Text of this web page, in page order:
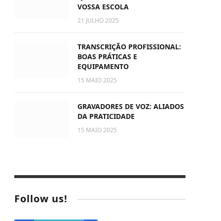
VOSSA ESCOLA
21 JULHO 2025
TRANSCRIÇÃO PROFISSIONAL:
BOAS PRÁTICAS E
EQUIPAMENTO
15 MAIO 2025
GRAVADORES DE VOZ: ALIADOS
DA PRATICIDADE
15 MAIO 2025
Follow us!